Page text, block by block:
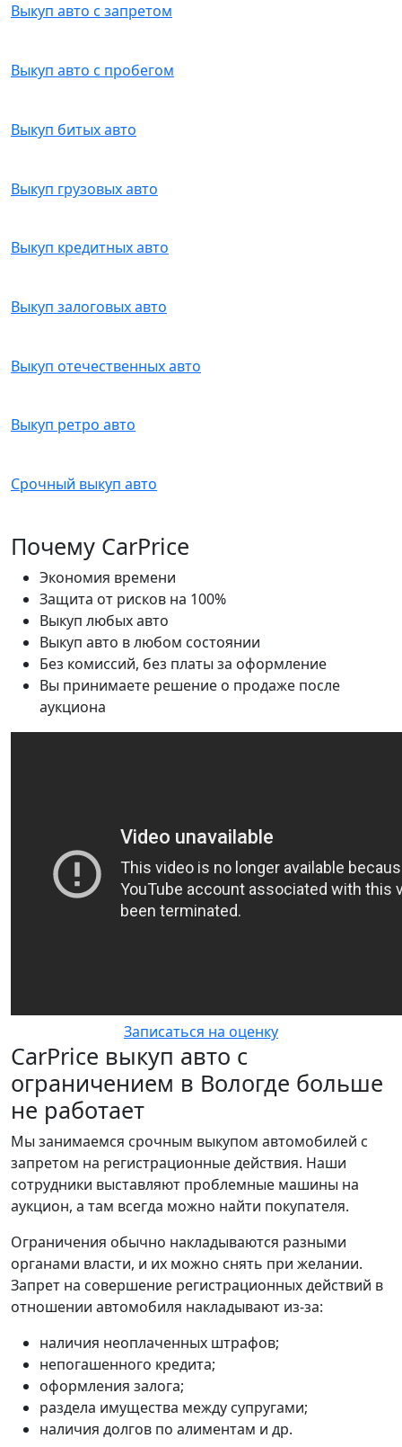
Выкуп авто с запретом
Выкуп авто с пробегом
Выкуп битых авто
Выкуп грузовых авто
Выкуп кредитных авто
Выкуп залоговых авто
Выкуп отечественных авто
Выкуп ретро авто
Срочный выкуп авто
Почему CarPrice
Экономия времени
Защита от рисков на 100%
Выкуп любых авто
Выкуп авто в любом состоянии
Без комиссий, без платы за оформление
Вы принимаете решение о продаже после
аукциона
Записаться на оценку
CarPrice выкуп авто с
ограничением в Вологде больше
не работает
Мы занимаемся срочным выкупом автомобилей с
запретом на регистрационные действия. Наши
сотрудники выставляют проблемные машины на
аукцион, а там всегда можно найти покупателя.
Ограничения обычно накладываются разными
органами власти, и их можно снять при желании.
Запрет на совершение регистрационных действий в
отношении автомобиля накладывают из-за:
наличия неоплаченных штрафов;
непогашенного кредита;
оформления залога;
раздела имущества между супругами;
наличия долгов по алиментам и др.